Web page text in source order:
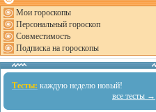
Мои гороскопы
Персональный гороскоп
Совместимость
Подписка на гороскопы
Тесты: каждую неделю новый!
все тесты →